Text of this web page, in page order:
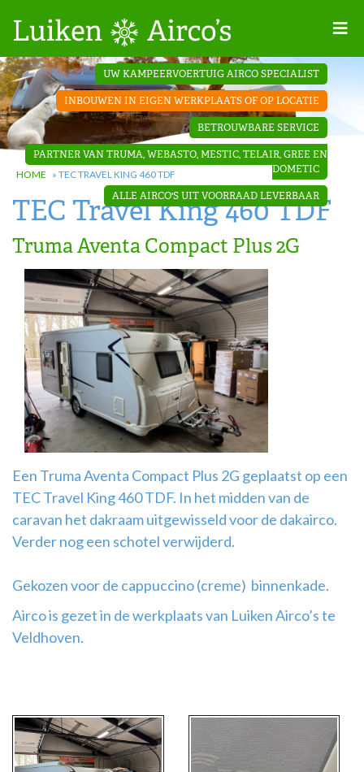
Projecten
Contact
Dakopbouw
airco’s
‘Onder de
bank’ airco’s
‘Teleco
Ultra
Comfort ‘
airco
Airco
montage
UW KAMPEERVOERTUIG AIRCO SPECIALIST
INBOUWEN IN EIGEN WERKPLAATS OF OP LOCATIE
BETROUWBARE SERVICE
PARTNER VAN TRUMA, WEBASTO, MESTIC, TELAIR, GREE EN
DOMETIC
ALLE AIRCO'S UIT VOORRAAD LEVERBAAR
HOME » TEC TRAVEL KING 460 TDF
TEC Travel King 460 TDF
Truma Aventa Compact Plus 2G
Een Truma Aventa Compact Plus 2G geplaatst op een
TEC Travel King 460 TDF. In het midden van de
caravan het dakraam uitgewisseld voor de dakairco.
Verder nog een schotel verwijderd.
Gekozen voor de cappuccino (creme) binnenkade.
Airco is gezet in de werkplaats van Luiken Airco’s te
Veldhoven.